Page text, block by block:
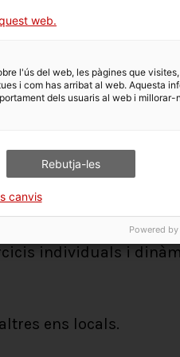
locals de seguretat:
implementació,
individuals i
ens locals.
web.
l'ús del web, les pàgines que
i com has arribat al web. Aquesta
dels usuaris al web i millorar-
Rebutja-les
canvis
Powered by